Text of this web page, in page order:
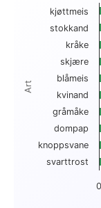
Bar chart with 3
View as data
The chart has 1
The chart has 1
Art
0
kjøttmeis
stokkand
kråke
skjære
blåmeis
kvinand
gråmåke
dompap
knoppsvane
svarttrost